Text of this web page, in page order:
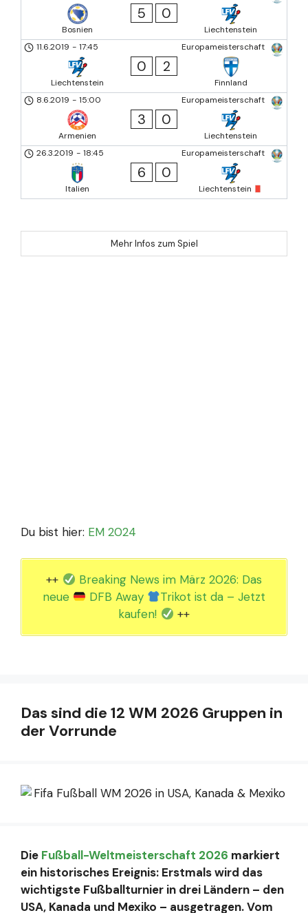
Bosnien
5 0
Liechtenstein
Europameisterschaft
11.6.2019 - 17:45
Liechtenstein
0 2
Finnland
Europameisterschaft
8.6.2019 - 15:00
Armenien
3 0
Liechtenstein
Europameisterschaft
26.3.2019 - 18:45
Italien
6 0
Liechtenstein
Mehr Infos zum Spiel
Du bist hier: EM 2024
++
Breaking News im März 2026: Das
neue
DFB Away
Trikot ist da – Jetzt
kaufen!
++
Das sind die 12 WM 2026 Gruppen in
der Vorrunde
Die Fußball-Weltmeisterschaft 2026 markiert
ein historisches Ereignis: Erstmals wird das
wichtigste Fußballturnier in drei Ländern – den
USA, Kanada und Mexiko – ausgetragen. Vom